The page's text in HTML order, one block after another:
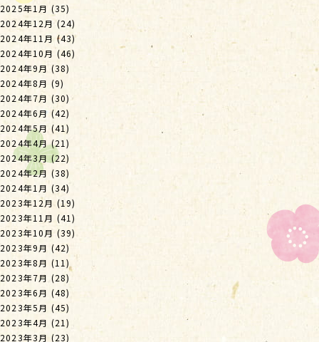
2025年1月 (35)
2024年12月 (24)
2024年11月 (43)
2024年10月 (46)
2024年9月 (38)
2024年8月 (9)
2024年7月 (30)
2024年6月 (42)
2024年5月 (41)
2024年4月(21)
2024年3月(22)
2024年2月 (38)
2024年1月 (34)
2023年12月 (19)
2023年11月 (41)
2023年10月 (39)
2023年9月 (42)
2023年8月 (11)
2023年7月 (28)
2023年6月 (48)
2023年5月 (45)
2023年4月 (21)
2023年3月 (23)